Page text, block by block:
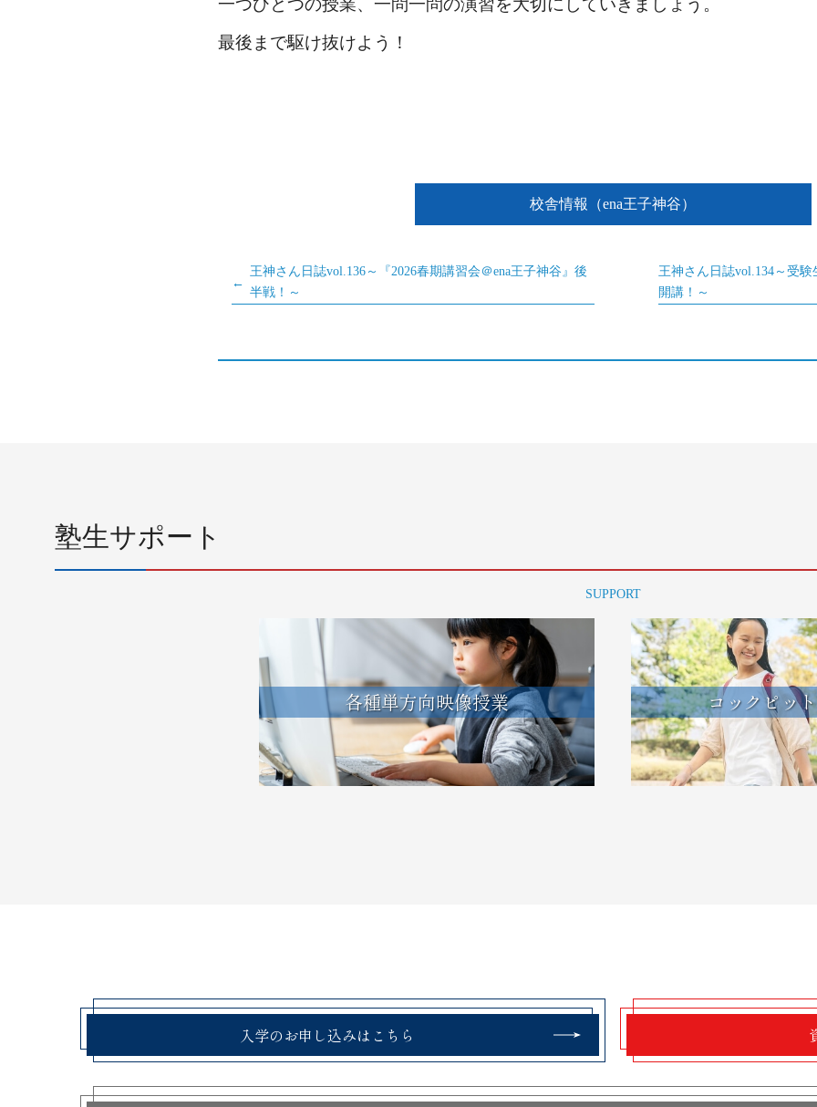
一つひとつの授業、一問一問の演習を大切にしていきましょう。
最後まで駆け抜けよう！
校舎情報（ena王子神谷）
王神さん日誌vol.136～『2026春期講習会＠ena王子神谷』後
半戦！～
王神さん日誌vol.134～受
開講！～
塾生サポート
SUPPORT
各種単方向映像授業 コックピッ
入学のお申し込みはこちら